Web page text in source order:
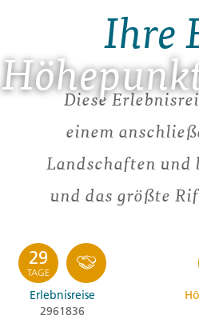
Ihre
Diese
einem
Landschaften und
und das größte
29
TAGE
Erlebnisreise
2961836